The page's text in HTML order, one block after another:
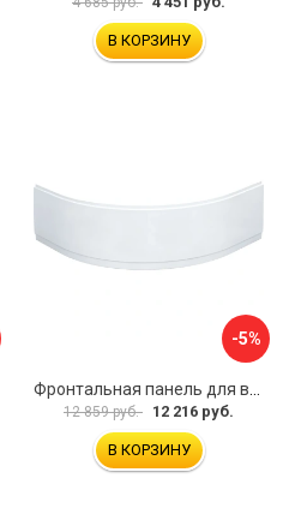
В КОРЗИНУ
-5%
12 859 руб. 12 216 руб.
В КОРЗИНУ